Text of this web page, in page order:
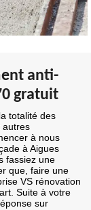
anti-
gratuit
totalité des
autres
à nous
à Aigues
fassiez une
que, faire une
VS rénovation
Suite à votre
sur